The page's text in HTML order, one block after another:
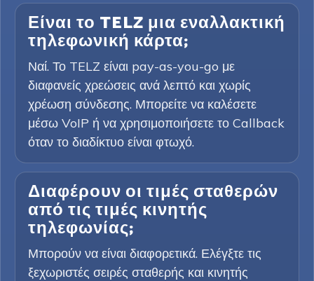
Είναι το TELZ μια εναλλακτική
τηλεφωνική κάρτα;
Ναί. Το TELZ είναι pay-as-you-go με
διαφανείς χρεώσεις ανά λεπτό και χωρίς
χρέωση σύνδεσης. Μπορείτε να καλέσετε
μέσω VoIP ή να χρησιμοποιήσετε το Callback
όταν το διαδίκτυο είναι φτωχό.
Διαφέρουν οι τιμές σταθερών
από τις τιμές κινητής
τηλεφωνίας;
Μπορούν να είναι διαφορετικά. Ελέγξτε τις
ξεχωριστές σειρές σταθερής και κινητής